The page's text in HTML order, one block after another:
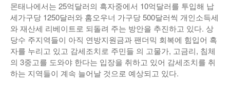
몬태나에서는 25억달러의 흑자중에서 10억달러를 투입해 납
세가구당 1250달러와 홈오우너 가구당 500달러씩 개인소득세
와 재산세 리베이트로 되돌려 주는 방안을 추진하고 있다. 상
당수 주지역들이 아직 연방지원금과 팬더믹 회복에 힘입어 흑
자를 누리고 있고 감세조치로 주민들 의 고물가, 고금리, 침체
의 3중고를 도와야 한다는 입장을 취하고 있어 감세조치를 취
하는 지역들이 계속 늘어날 것으로 예상되고 있다.